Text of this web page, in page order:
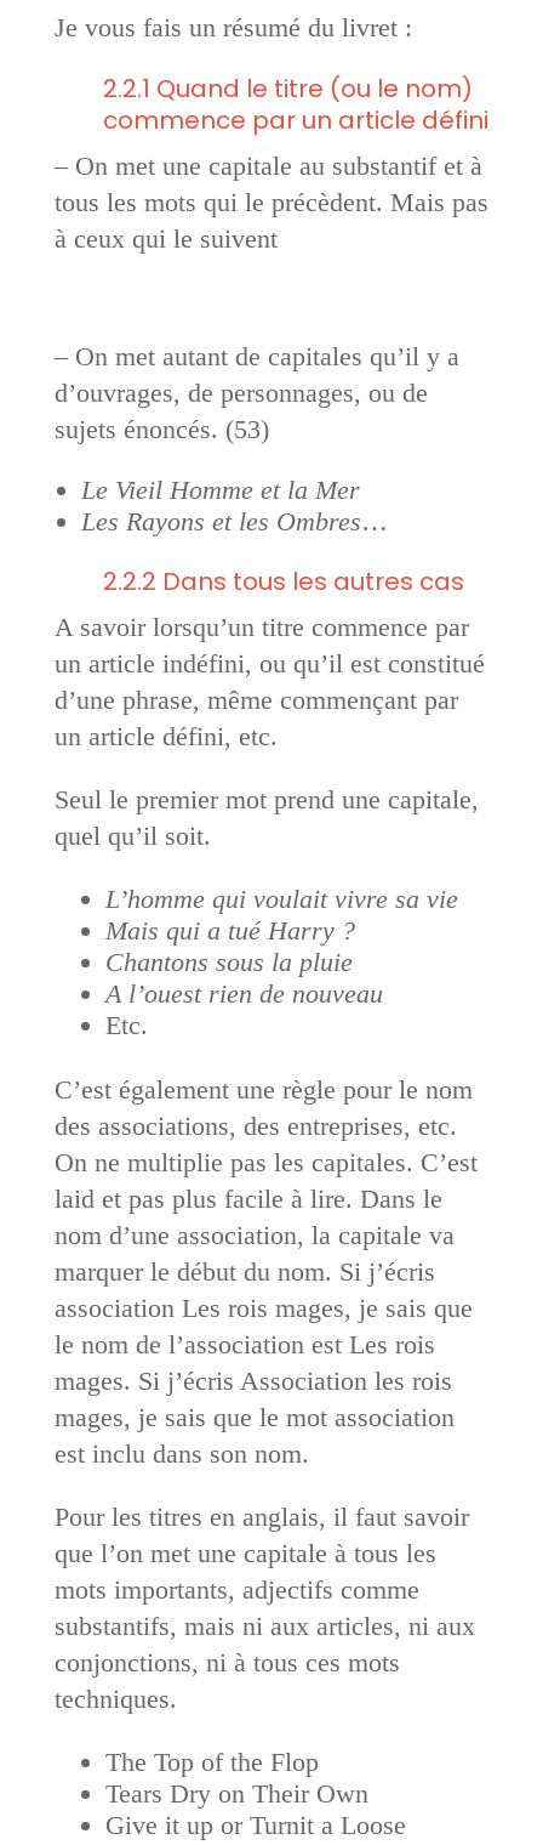
Je vous fais un résumé du livret :
2.2.1 Quand le titre (ou le nom)
commence par un article défini
– On met une capitale au substantif et à
tous les mots qui le précèdent. Mais pas
à ceux qui le suivent
– On met autant de capitales qu’il y a
d’ouvrages, de personnages, ou de
sujets énoncés. (53)
Le Vieil Homme et la Mer
Les Rayons et les Ombres…
2.2.2 Dans tous les autres cas
A savoir lorsqu’un titre commence par
un article indéfini, ou qu’il est constitué
d’une phrase, même commençant par
un article défini, etc.
Seul le premier mot prend une capitale,
quel qu’il soit.
L’homme qui voulait vivre sa vie
Mais qui a tué Harry ?
Chantons sous la pluie
A l’ouest rien de nouveau
Etc.
C’est également une règle pour le nom
des associations, des entreprises, etc.
On ne multiplie pas les capitales. C’est
laid et pas plus facile à lire. Dans le
nom d’une association, la capitale va
marquer le début du nom. Si j’écris
association Les rois mages, je sais que
le nom de l’association est Les rois
mages. Si j’écris Association les rois
mages, je sais que le mot association
est inclu dans son nom.
Pour les titres en anglais, il faut savoir
que l’on met une capitale à tous les
mots importants, adjectifs comme
substantifs, mais ni aux ­articles, ni aux
conjonctions, ni à tous ces mots
techniques.
The Top of the Flop
Tears Dry on Their Own
Give it up or Turnit a Loose